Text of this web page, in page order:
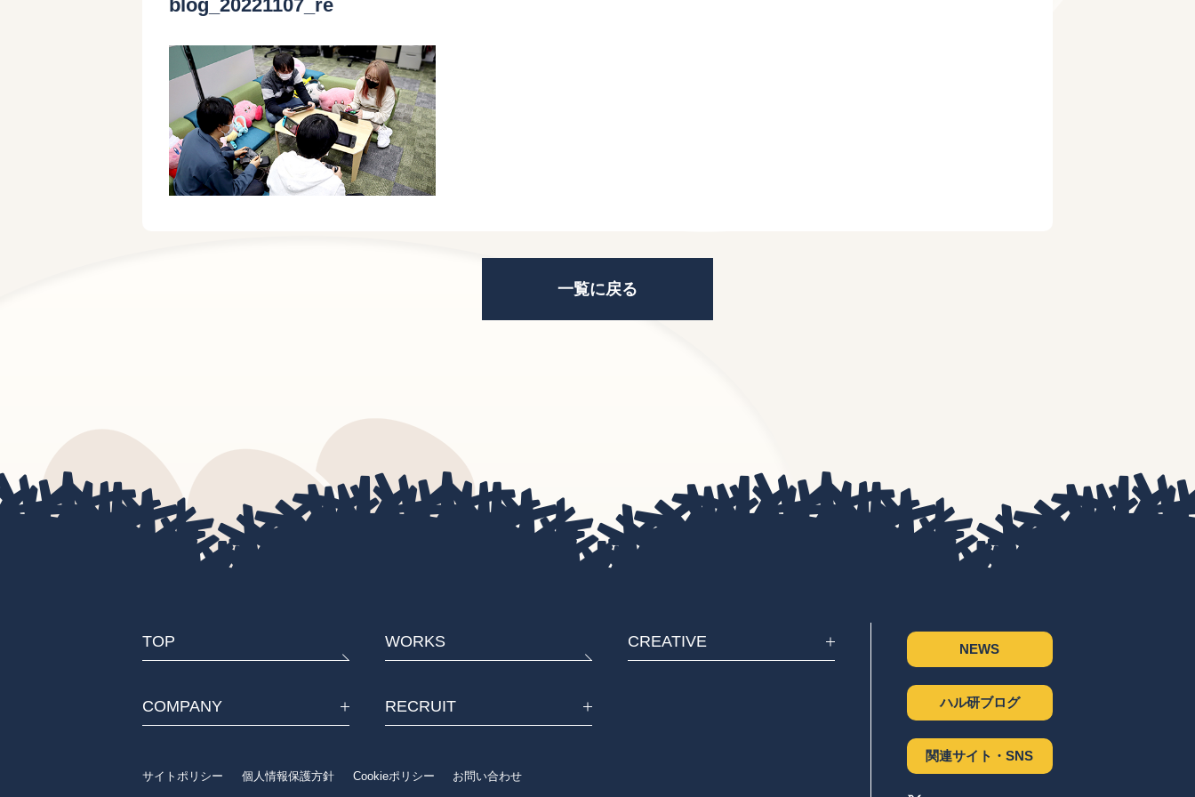
blog_20221107_re
一覧に戻る
TOP WORKS CREATIVE
COMPANY RECRUIT
サイトポリシー 個人情報保護方針 Cookieポリシー お問い合わせ
NEWS
ハル研ブログ
関連サイト・SNS